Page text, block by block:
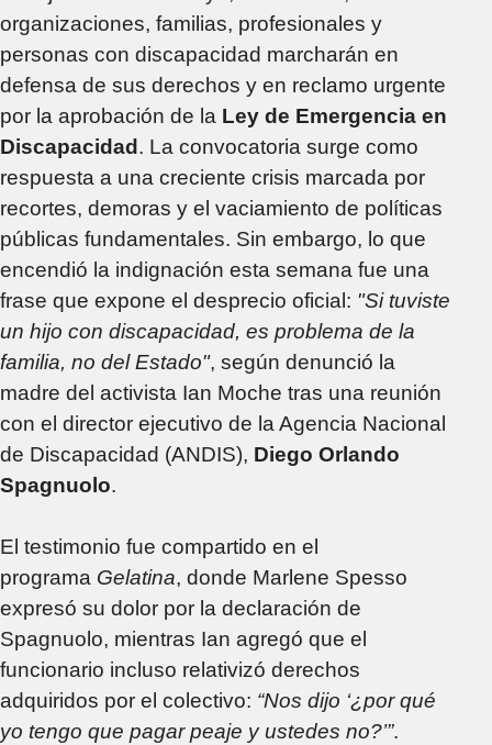
organizaciones, familias, profesionales y
personas con discapacidad marcharán en
defensa de sus derechos y en reclamo urgente
por la aprobación de la Ley de Emergencia en
Discapacidad . La convocatoria surge como
respuesta a una creciente crisis marcada por
recortes, demoras y el vaciamiento de políticas
públicas fundamentales. Sin embargo, lo que
encendió la indignación esta semana fue una
frase que expone el desprecio oficial: "Si tuviste
un hijo con discapacidad, es problema de la
familia, no del Estado", según denunció la
madre del activista Ian Moche tras una reunión
con el director ejecutivo de la Agencia Nacional
de Discapacidad (ANDIS), Diego Orlando
Spagnuolo.
El testimonio fue compartido en el
programa Gelatina, donde Marlene Spesso
expresó su dolor por la declaración de
Spagnuolo, mientras Ian agregó que el
funcionario incluso relativizó derechos
adquiridos por el colectivo: “Nos dijo ‘¿por qué
yo tengo que pagar peaje y ustedes no?’”.